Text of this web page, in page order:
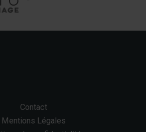
Contact
Mentions Légales